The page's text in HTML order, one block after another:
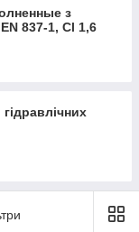
з
837-1, Cl 1,6